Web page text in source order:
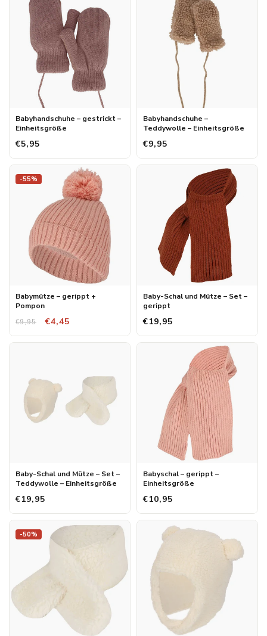
Babyhandschuhe – gestrickt –
Einheitsgröße
€5,95
Babyhandschuhe –
Teddywolle – Einheitsgröße
€9,95
-55%
Babymütze – gerippt +
Pompon
€9,95 €4,45
Baby-Schal und Mütze – Set –
gerippt
€19,95
Baby-Schal und Mütze – Set –
Teddywolle – Einheitsgröße
€19,95
Babyschal – gerippt –
Einheitsgröße
€10,95
-50%